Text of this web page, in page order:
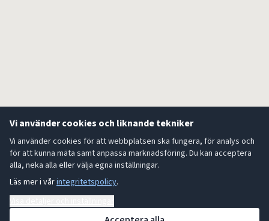
Vi använder cookies och liknande tekniker
Vi använder cookies för att webbplatsen ska fungera, för analys och
för att kunna mäta samt anpassa marknadsföring. Du kan acceptera
alla, neka alla eller välja egna inställningar.
Läs mer i vårintegritetspolicy.